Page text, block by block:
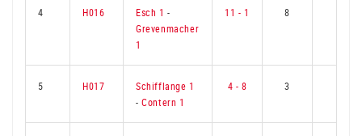
4 H016 Esch 1 -
Grevenmacher
1
11 - 1 8
5 H017
Schifflange 1
-Contern 1
4 - 8 3